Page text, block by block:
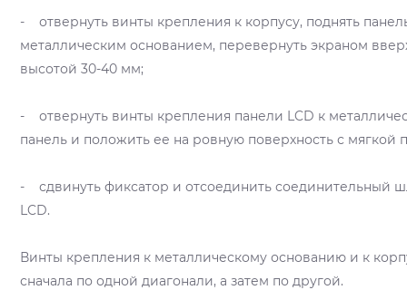
- отвернуть винты крепления к корпусу, поднять
металлическим основанием, перевернуть экраном
высотой 30-40 мм;
- отвернуть винты крепления панели LCD к
панель и положить ее на ровную поверхность с мягкой
- сдвинуть фиксатор и отсоединить соединительный
LCD.
Винты крепления к металлическому основанию и к
сначала по одной диагонали, а затем по другой.